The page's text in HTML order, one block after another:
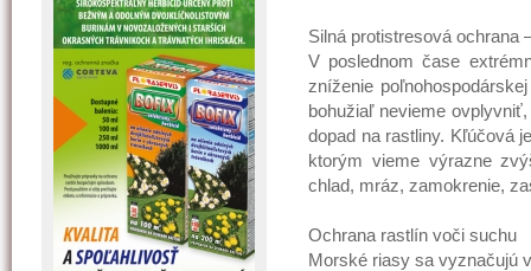
Silná protistresová ochrana
V poslednom čase
zníženie
bohužiaľ nevieme
dopad na rastliny. Kľúčová
ktorým vieme výrazne
chlad, mráz, zamokrenie,
Ochrana rastlín voči suchu
Morské riasy sa vyznačujú